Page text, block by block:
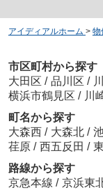
アイディアルホーム > 物
市区町村から探す
大田区 / 品川区 /
横浜市鶴見区 / 川
町名から探す
大森西 / 大森北 /
荏原 / 西五反田 /
路線から探す
京急本線 / 京浜東